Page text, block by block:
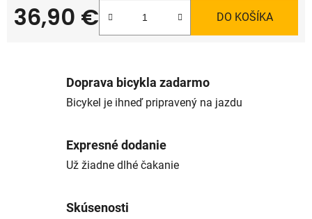
36,90 €
Jednotková cena:
DO KOŠÍKA
Doprava bicykla zadarmo
Bicykel je ihneď pripravený na jazdu
Expresné dodanie
Už žiadne dlhé čakanie
Skúsenosti